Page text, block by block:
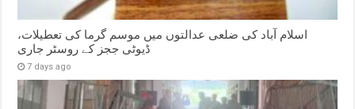
اسلام آباد کی ضلعی عدالتوں میں موسم گرما کی تعطیلات،
ڈیوٹی ججز کے روسٹر جاری
7 days ago